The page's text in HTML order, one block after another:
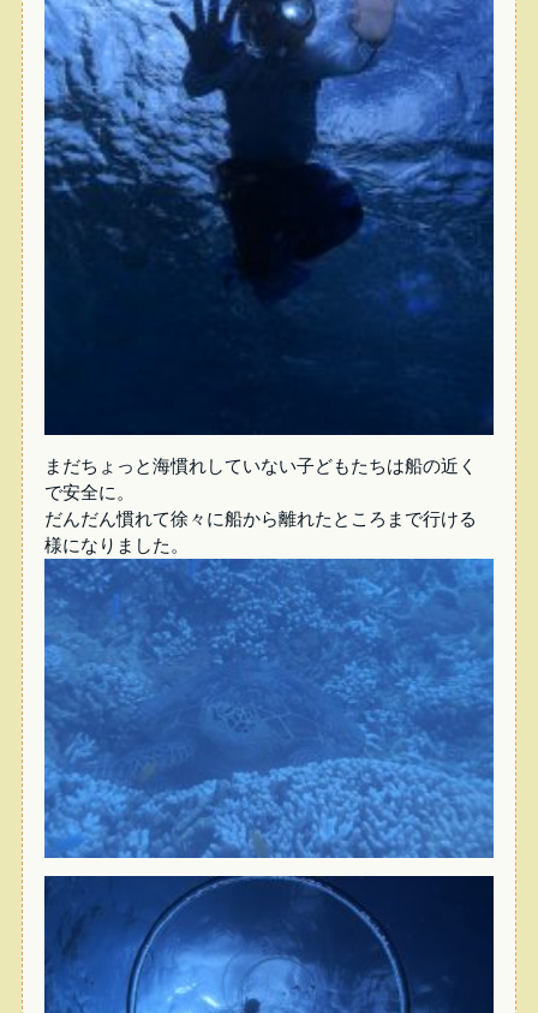
まだちょっと海慣れしていない子どもたちは船の近く
で安全に。
だんだん慣れて徐々に船から離れたところまで行ける
様になりました。